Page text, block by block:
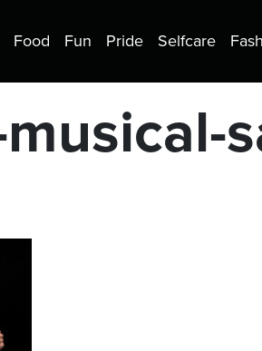
Food Fun Pride Selfcare